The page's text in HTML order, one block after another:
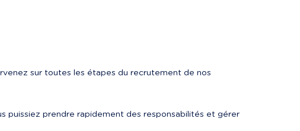
sur toutes les étapes du recrutement de nos
puissiez prendre rapidement des responsabilités et gérer